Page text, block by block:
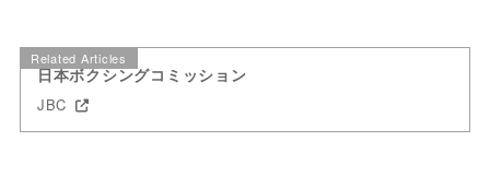
Related Articles
日本ボクシングコミッション
JBC